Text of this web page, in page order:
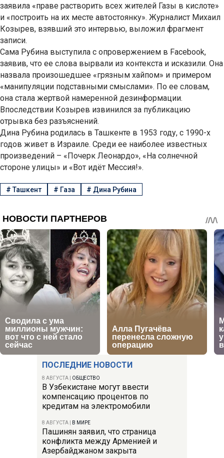
ПОСЛЕДНИЕ НОВОСТИ
8 АВГУСТА ОБЩЕСТВО
В Узбекистане могут ввести
компенсацию процентов по
кредитам на электромобили
8 АВГУСТА В МИРЕ
Пашинян заявил, что страница
конфликта между Арменией и
Азербайджаном закрыта
заявила «праве растворить всех жителей Газы в кислоте»
и «построить на их месте автостоянку». Журналист Михаил
Козырев, взявший это интервью, выложил фрагмент
записи.
Сама Рубина выступила с опровержением в Facebook,
заявив, что ее слова вырвали из контекста и исказили. Она
назвала произошедшее «грязным хайпом» и примером
«манипуляции подставными смыслами». По ее словам,
она стала жертвой намеренной дезинформации.
Впоследствии Козырев извинился за публикацию
отрывка без разъяснений.
Дина Рубина родилась в Ташкенте в 1953 году, с 1990-х
годов живет в Израиле. Среди ее наиболее известных
произведений – «Почерк Леонардо», «На солнечной
стороне улицы» и «Вот идёт Мессия!».
#Ташкент # Газа # Дина Рубина